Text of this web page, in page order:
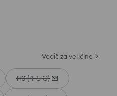
Vodič za veličine
110 (4-5 G)